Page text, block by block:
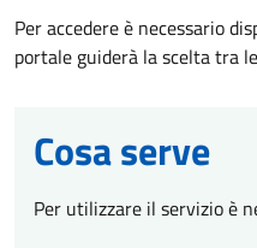
Per accedere è necessario
portale guiderà la scelta tra
Cosa serve
Per utilizzare il servizio è